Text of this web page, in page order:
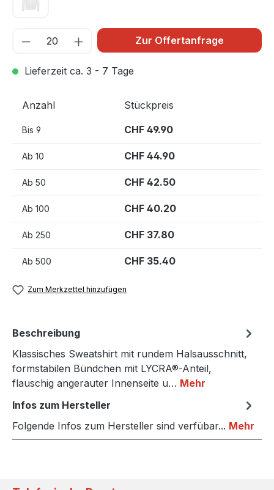
weiß 001
Zur Offertanfrage
Lieferzeit ca. 3 - 7 Tage
Anzahl Stückpreis
Bis 9 CHF 49.90
Ab 10 CHF 44.90
Ab 50 CHF 42.50
Ab 100 CHF 40.20
Ab 250 CHF 37.80
Ab 500 CHF 35.40
Zum Merkzettel hinzufügen
Beschreibung
Klassisches Sweatshirt mit rundem Halsausschnitt,
formstabilen Bündchen mit LYCRA®-Anteil,
flauschig angerauter Innenseite u… Mehr
Infos zum Hersteller
Folgende Infos zum Hersteller sind verfübar... Mehr